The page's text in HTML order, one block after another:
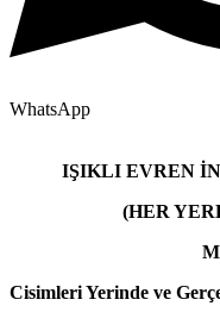
WhatsApp
IŞIKLI EVREN
(HER
Cisimleri Yerinde ve